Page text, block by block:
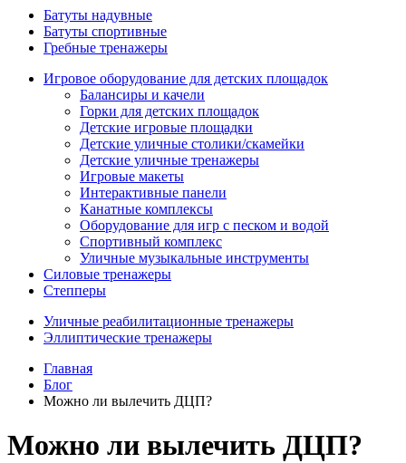
Батуты надувные
Батуты спортивные
Гребные тренажеры
Игровое оборудование для детских площадок
Балансиры и качели
Горки для детских площадок
Детские игровые площадки
Детские уличные столики/скамейки
Детские уличные тренажеры
Игровые макеты
Интерактивные панели
Канатные комплексы
Оборудование для игр с песком и водой
Спортивный комплекс
Уличные музыкальные инструменты
Силовые тренажеры
Степперы
Уличные реабилитационные тренажеры
Эллиптические тренажеры
Главная
Блог
Можно ли вылечить ДЦП?
Можно ли вылечить ДЦП?